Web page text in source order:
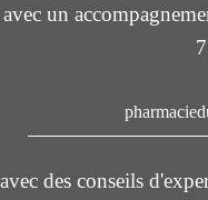
avec un
avec des conseils